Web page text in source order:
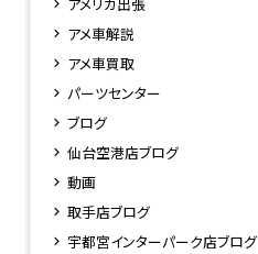
アメ車解説
アメ車買取
パーツセンター
ブログ
仙台空港店ブログ
動画
取手店ブログ
宇都宮インターパーク店ブログ